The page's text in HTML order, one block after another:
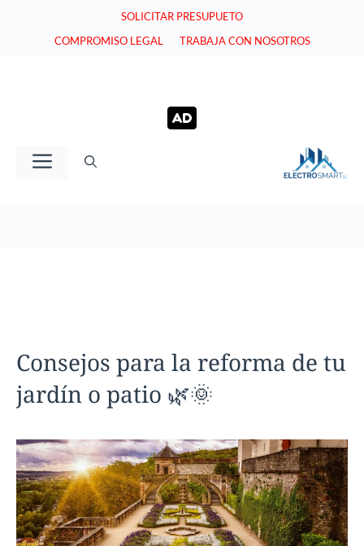
SOLICITAR PRESUPUETO
COMPROMISO LEGAL
TRABAJA CON NOSOTROS
Menú
Consejos para la reforma de tu
jardín o patio 🌿🌞